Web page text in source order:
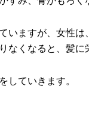
ますが、女性
くなると、髪
していきます。